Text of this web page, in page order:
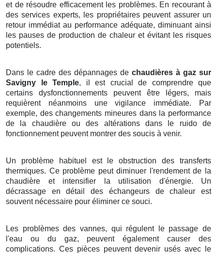
et de résoudre efficacement les problèmes. En recourant à
des services experts, les propriétaires peuvent assurer un
retour immédiat au performance adéquate, diminuant ainsi
les pauses de production de chaleur et évitant les risques
potentiels.
Dans le cadre des dépannages de chaudières à gaz sur
Savigny le Temple, il est crucial de comprendre que
certains dysfonctionnements peuvent être légers, mais
requièrent néanmoins une vigilance immédiate. Par
exemple, des changements mineures dans la performance
de la chaudière ou des altérations dans le ruido de
fonctionnement peuvent montrer des soucis à venir.
Un problème habituel est le obstruction des transferts
thermiques. Ce problème peut diminuer l'rendement de la
chaudière et intensifier la utilisation d'énergie. Un
décrassage en détail des échangeurs de chaleur est
souvent nécessaire pour éliminer ce souci.
Les problèmes des vannes, qui régulent le passage de
l'eau ou du gaz, peuvent également causer des
complications. Ces pièces peuvent devenir usés avec le